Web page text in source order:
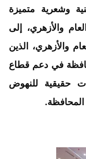
وشعرية متميزة
والأزهري، إلى
والأزهري، الذين
في دعم قطاع
حقيقية للنهوض
المحافظة.